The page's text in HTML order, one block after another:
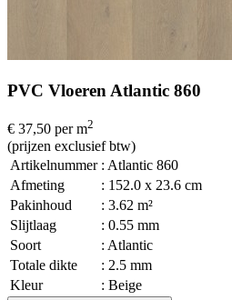
PVC Vloeren Atlantic 860
€ 37,50 per m2
(prijzen exclusief btw)
Artikelnummer : Atlantic 860
Afmeting
: 152.0 x 23.6 cm
Pakinhoud
: 3.62 m²
Slijtlaag
: 0.55 mm
Soort
: Atlantic
Totale dikte
: 2.5 mm
Kleur
: Beige